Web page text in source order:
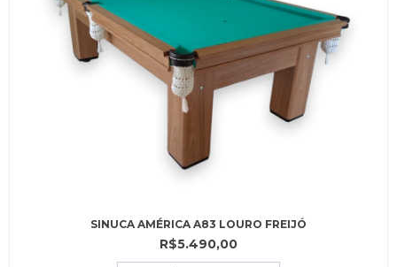
SINUCA AMÉRICA A83 LOURO FREIJÓ
R$5.490,00